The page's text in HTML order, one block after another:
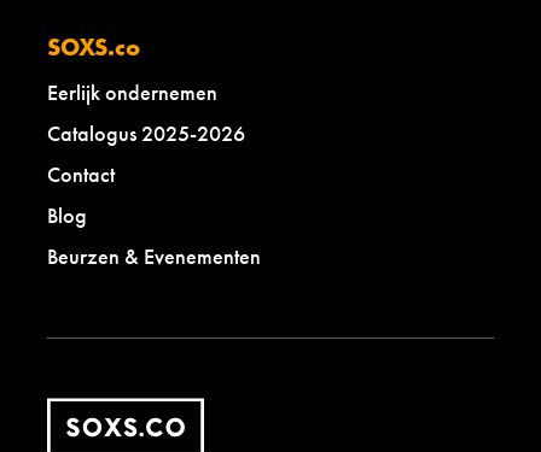
SOXS.co
Eerlijk ondernemen
Catalogus 2025-2026
Contact
Blog
Beurzen & Evenementen